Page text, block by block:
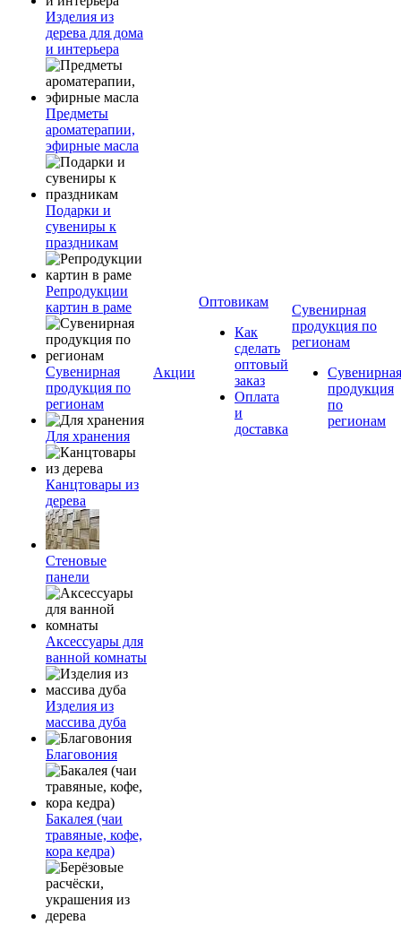
Изделия из
дерева для дома
и интерьера
Предметы
ароматерапии,
эфирные масла
Подарки и
сувениры к
праздникам
Репродукции
картин в раме
Сувенирная
продукция по
регионам
Для хранения
Канцтовары из
дерева
Стеновые
панели
Аксессуары для
ванной комнаты
Изделия из
массива дуба
Благовония
Бакалея (чаи
травяные, кофе,
кора кедра)
Акции
Оптовикам
Как
сделать
оптовый
заказ
Оплата
и
доставка
Сувенирная
продукция по
регионам
Сувенирная
продукция
по
регионам